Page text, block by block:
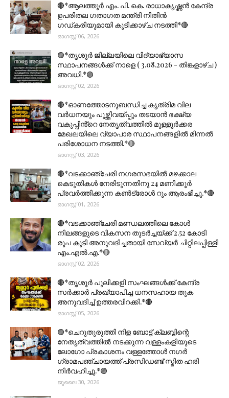
🔴*ആലത്തൂർ എം. പി. കെ. രാധാകൃഷ്ണൻ കേന്ദ്ര
ഉപരിതല ഗതാഗത മന്ത്രി നിതിൻ
ഗഡ്കരിയുമായി കൂടിക്കാഴ്ച നടത്തി*🔴
ഓഗസ്റ്റ് 06, 2026
🟣*തൃശൂര്‍ ജില്ലയിലെ വിദ്യാഭ്യാസ
സ്ഥാപനങ്ങൾക്ക് നാളെ ( 3.08.2026 - തിങ്കളാഴ്ച )
അവധി.*🟣
ഓഗസ്റ്റ് 02, 2026
🔴*ഓണത്തോടനുബന്ധിച്ച കൃത്രിമ വില
വർധനയും പൂഴ്ത്തിവയ്പ്പും തടയാൻ ഭക്ഷ്യ
വകുപ്പിൻ്റെ നേതൃത്വത്തിൽ മുള്ളൂർക്കര
മേഖലയിലെ വ്യാപാര സ്ഥാപനങ്ങളിൽ മിന്നൽ
പരിശോധന നടത്തി.*🔴
ഓഗസ്റ്റ് 03, 2026
🔴*വടക്കാഞ്ചേരി നഗരസഭയിൽ മഴക്കാല
കെടുതികൾ നേരിടുന്നതിനു 24 മണിക്കൂർ
പ്രവർത്തിക്കുന്ന കൺട്രോൾ റൂം ആരംഭിച്ചു.*🔴
ഓഗസ്റ്റ് 01, 2026
🔴*വടക്കാഞ്ചേരി മണ്ഡലത്തിലെ കോൾ
നിലങ്ങളുടെ വികസന തുടർച്ചയ്ക്ക് 2.52 കോടി
രൂപ കൂടി അനുവദിച്ചതായി സേവ്യർ ചിറ്റിലപ്പിള്ളി
എം.എൽ.എ.*🔴
ഓഗസ്റ്റ് 02, 2026
🔴*തൃശൂര്‍ പുലിക്കളി സംഘങ്ങള്‍ക്ക് കേന്ദ്ര
സര്‍ക്കാര്‍ പ്രഖ്യാപിച്ച ധനസഹായ തുക
അനുവദിച്ച് ഉത്തരവിറക്കി.*🔴
ഓഗസ്റ്റ് 05, 2026
🟣*ചെറുതുരുത്തി നിള ബോട്ട് ക്ലബ്ബിന്റെ
നേതൃത്വത്തിൽ നടക്കുന്ന വള്ളംകളിയുടെ
ലോഗോ പ്രകാശനം വള്ളത്തോൾ നഗർ
ഗ്രാമപഞ്ചായത്ത് പ്രസിഡണ്ട് സ്മിത ഹരി
നിർവഹിച്ചു.*🟣
ജൂലൈ 30, 2026